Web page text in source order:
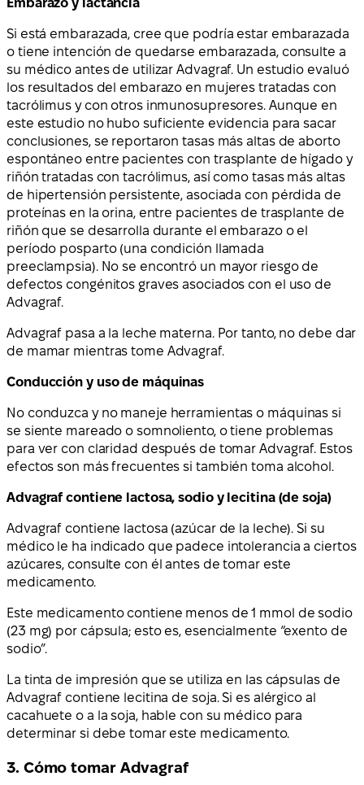
Si está embarazada, cree que podría estar embarazada
o tiene intención de quedarse embarazada, consulte a
su médico antes de utilizar Advagraf. Un estudio evaluó
los resultados del embarazo en mujeres tratadas con
tacrólimus y con otros inmunosupresores. Aunque en
este estudio no hubo suficiente evidencia para sacar
conclusiones, se reportaron tasas más altas de aborto
espontáneo entre pacientes con trasplante de hígado y
riñón tratadas con tacrólimus, así como tasas más altas
de hipertensión persistente, asociada con pérdida de
proteínas en la orina, entre pacientes de trasplante de
riñón que se desarrolla durante el embarazo o el
período posparto (una condición llamada
preeclampsia). No se encontró un mayor riesgo de
defectos congénitos graves asociados con el uso de
Advagraf.
Advagraf pasa a la leche materna. Por tanto, no debe dar
de mamar mientras tome Advagraf.
Conducción y uso de máquinas
No conduzca y no maneje herramientas o máquinas si
se siente mareado o somnoliento, o tiene problemas
para ver con claridad después de tomar Advagraf. Estos
efectos son más frecuentes si también toma alcohol.
Advagraf contiene lactosa, sodio y lecitina (de soja)
Advagraf contiene lactosa (azúcar de la leche). Si su
médico le ha indicado que padece intolerancia a ciertos
azúcares, consulte con él antes de tomar este
medicamento.
Este medicamento contiene menos de 1 mmol de sodio
(23 mg) por cápsula; esto es, esencialmente “exento de
sodio”.
La tinta de impresión que se utiliza en las cápsulas de
Advagraf contiene lecitina de soja. Si es alérgico al
cacahuete o a la soja, hable con su médico para
determinar si debe tomar este medicamento.
3. Cómo tomar Advagraf